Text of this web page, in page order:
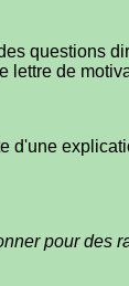
questions
lettre de
d'une
pour des